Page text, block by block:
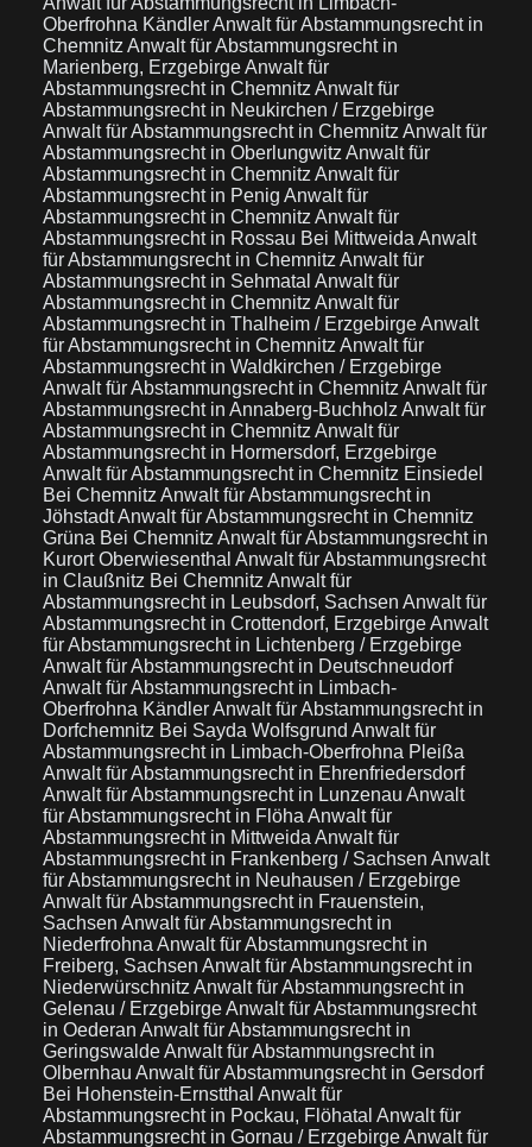
Oberfrohna KändlerAnwalt für Abstammungsrecht in
Chemnitz Anwalt für Abstammungsrecht in
Marienberg, ErzgebirgeAnwalt für
Abstammungsrecht in Chemnitz Anwalt für
Abstammungsrecht in Neukirchen / Erzgebirge
Anwalt für Abstammungsrecht in Chemnitz Anwalt für
Abstammungsrecht in Oberlungwitz Anwalt für
Abstammungsrecht in Chemnitz Anwalt für
Abstammungsrecht in Penig Anwalt für
Abstammungsrecht in Chemnitz Anwalt für
Abstammungsrecht in Rossau Bei Mittweida Anwalt
für Abstammungsrecht in Chemnitz Anwalt für
Abstammungsrecht in Sehmatal Anwalt für
Abstammungsrecht in Chemnitz Anwalt für
Abstammungsrecht in Thalheim / ErzgebirgeAnwalt
für Abstammungsrecht in Chemnitz Anwalt für
Abstammungsrecht in Waldkirchen / Erzgebirge
Anwalt für Abstammungsrecht in Chemnitz Anwalt für
Abstammungsrecht in Annaberg-Buchholz Anwalt für
Abstammungsrecht in Chemnitz Anwalt für
Abstammungsrecht in Hormersdorf, Erzgebirge
Anwalt für Abstammungsrecht in Chemnitz Einsiedel
Bei Chemnitz Anwalt für Abstammungsrecht in
JöhstadtAnwalt für Abstammungsrecht in Chemnitz
Grüna Bei Chemnitz Anwalt für Abstammungsrecht in
Kurort Oberwiesenthal Anwalt für Abstammungsrecht
in Claußnitz Bei Chemnitz Anwalt für
Abstammungsrecht in Leubsdorf, Sachsen Anwalt für
Abstammungsrecht in Crottendorf, ErzgebirgeAnwalt
für Abstammungsrecht in Lichtenberg / Erzgebirge
Anwalt für Abstammungsrecht in Deutschneudorf
Anwalt für Abstammungsrecht in Limbach-
Oberfrohna KändlerAnwalt für Abstammungsrecht in
Dorfchemnitz Bei Sayda Wolfsgrund Anwalt für
Abstammungsrecht in Limbach-Oberfrohna Pleißa
Anwalt für Abstammungsrecht in Ehrenfriedersdorf
Anwalt für Abstammungsrecht in Lunzenau Anwalt
für Abstammungsrecht in Flöha Anwalt für
Abstammungsrecht in Mittweida Anwalt für
Abstammungsrecht in Frankenberg / Sachsen Anwalt
für Abstammungsrecht in Neuhausen / Erzgebirge
Anwalt für Abstammungsrecht in Frauenstein,
Sachsen Anwalt für Abstammungsrecht in
Niederfrohna Anwalt für Abstammungsrecht in
Freiberg, Sachsen Anwalt für Abstammungsrecht in
Niederwürschnitz Anwalt für Abstammungsrecht in
Gelenau / ErzgebirgeAnwalt für Abstammungsrecht
in Oederan Anwalt für Abstammungsrecht in
GeringswaldeAnwalt für Abstammungsrecht in
Olbernhau Anwalt für Abstammungsrecht in Gersdorf
Bei Hohenstein-Ernstthal Anwalt für
Abstammungsrecht in Pockau, Flöhatal Anwalt für
Abstammungsrecht in Gornau / ErzgebirgeAnwalt für